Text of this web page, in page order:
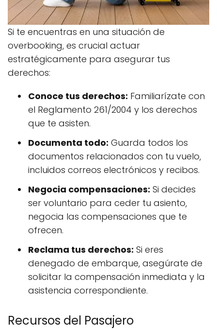
Si te encuentras en una situación de
overbooking, es crucial actuar
estratégicamente para asegurar tus
derechos:
Conoce tus derechos: Familiarízate con
el Reglamento 261/2004 y los derechos
que te asisten.
Documenta todo: Guarda todos los
documentos relacionados con tu vuelo,
incluidos correos electrónicos y recibos.
Negocia compensaciones: Si decides
ser voluntario para ceder tu asiento,
negocia las compensaciones que te
ofrecen.
Reclama tus derechos: Si eres
denegado de embarque, asegúrate de
solicitar la compensación inmediata y la
asistencia correspondiente.
Recursos del Pasajero